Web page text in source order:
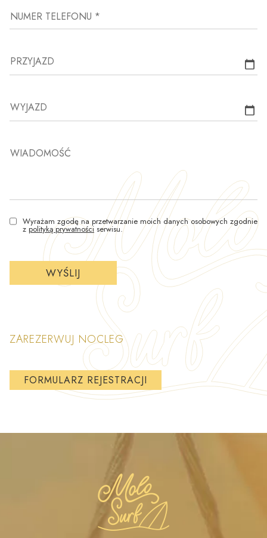
NUMER TELEFONU *
PRZYJAZD
WYJAZD
WIADOMOŚĆ
Wyrażam zgodę na przetwarzanie moich danych osobowych zgodnie
z polityką prywatności serwisu.
ZAREZERWUJ NOCLEG
FORMULARZ REJESTRACJI